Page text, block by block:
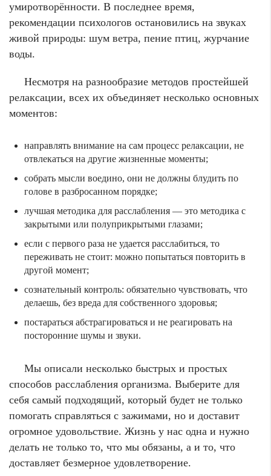
умиротворённости. В последнее время,
рекомендации психологов остановились на звуках
живой природы: шум ветра, пение птиц, журчание
воды.
Несмотря на разнообразие методов простейшей
релаксации, всех их объединяет несколько основных
моментов:
направлять внимание на сам процесс релаксации, не
отвлекаться на другие жизненные моменты;
собрать мысли воедино, они не должны блудить по
голове в разбросанном порядке;
лучшая методика для расслабления — это методика с
закрытыми или полуприкрытыми глазами;
если с первого раза не удается расслабиться, то
переживать не стоит: можно попытаться повторить в
другой момент;
сознательный контроль: обязательно чувствовать, что
делаешь, без вреда для собственного здоровья;
постараться абстрагироваться и не реагировать на
посторонние шумы и звуки.
Мы описали несколько быстрых и простых
способов расслабления организма. Выберите для
себя самый подходящий, который будет не только
помогать справляться с зажимами, но и доставит
огромное удовольствие. Жизнь у нас одна и нужно
делать не только то, что мы обязаны, а и то, что
доставляет безмерное удовлетворение.